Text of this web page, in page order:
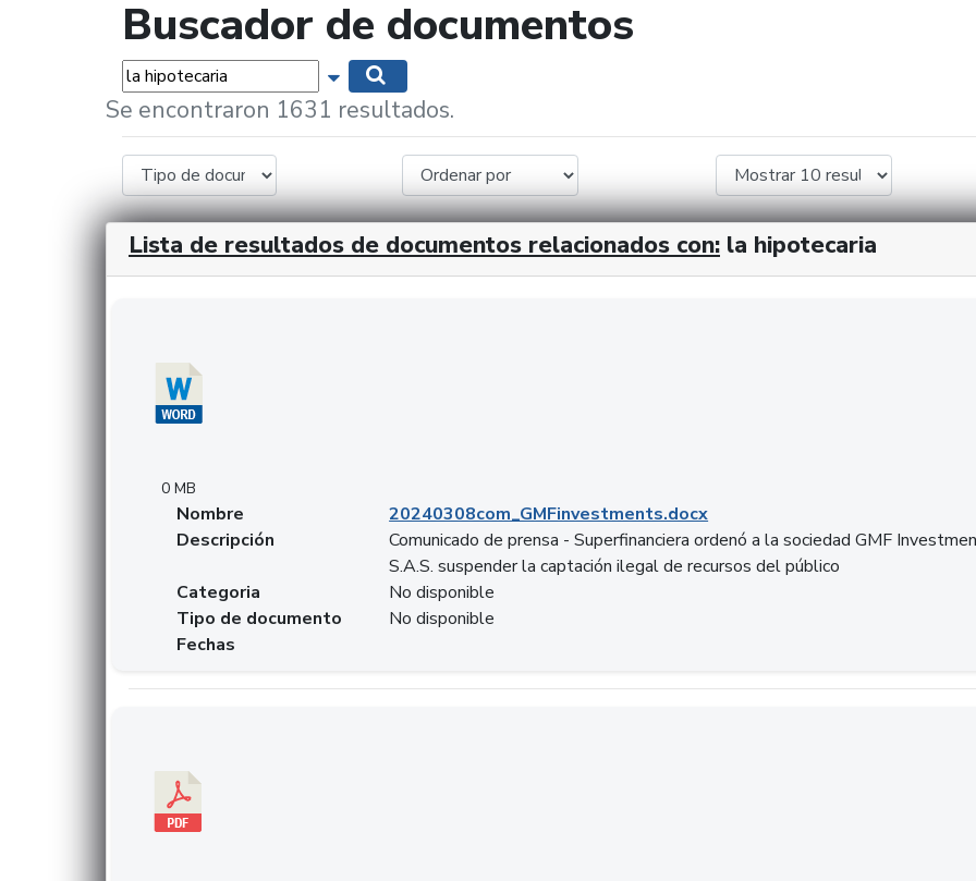
Buscador de documentos
Palabras... Mostrar opciones de búsqueda
Se encontraron 1631 resultados.
Lista de resultados de documentos relacionados con: la hipotecaria
0 MB
Nombre
20240308com_GMFinvestments.docx
Descripción
Comunicado de prensa - Superfinanciera ordenó a la sociedad GMF
S.A.S. suspender la captación ilegal de recursos del público
Categoria
No disponible
Tipo de documento
No disponible
Fechas